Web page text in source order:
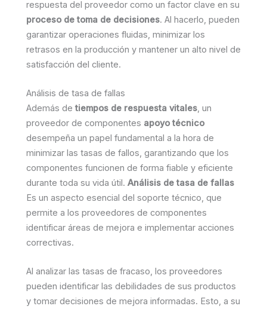
respuesta del proveedor como un factor clave en su
proceso de toma de decisiones. Al hacerlo, pueden
garantizar operaciones fluidas, minimizar los
retrasos en la producción y mantener un alto nivel de
satisfacción del cliente.
Análisis de tasa de fallas
Además de tiempos de respuesta vitales, un
proveedor de componentes apoyo técnico
desempeña un papel fundamental a la hora de
minimizar las tasas de fallos, garantizando que los
componentes funcionen de forma fiable y eficiente
durante toda su vida útil. Análisis de tasa de fallas
Es un aspecto esencial del soporte técnico, que
permite a los proveedores de componentes
identificar áreas de mejora e implementar acciones
correctivas.
Al analizar las tasas de fracaso, los proveedores
pueden identificar las debilidades de sus productos
y tomar decisiones de mejora informadas. Esto, a su